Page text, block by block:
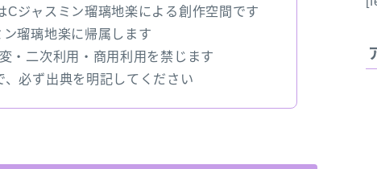
ジャスミン瑠璃地楽による創作空間です
瑠璃地楽に帰属します
・二次利用・商用利用を禁じます
必ず出典を明記してください